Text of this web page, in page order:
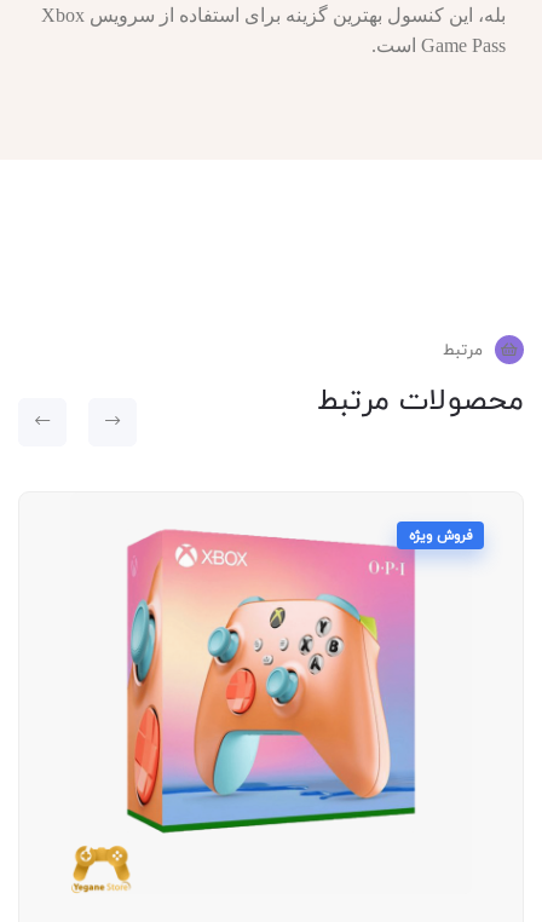
بله، این کنسول بهترین گزینه برای استفاده از سرویس Xbox
Game Pass است.
مرتبط
محصولات مرتبط
فروش ویژه